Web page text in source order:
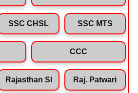
SSC CHSL SSC MTS
CCC
Rajasthan SI Raj. Patwari